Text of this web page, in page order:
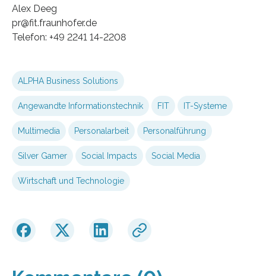
Alex Deeg
pr@fit.fraunhofer.de
Telefon: +49 2241 14-2208
ALPHA Business Solutions
Angewandte Informationstechnik FIT IT-Systeme
Multimedia Personalarbeit Personalführung
Silver Gamer Social Impacts Social Media
Wirtschaft und Technologie